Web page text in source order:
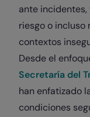
ante
riesgo o
contextos
Desde el
Secretaría del
han enfatizado
condiciones